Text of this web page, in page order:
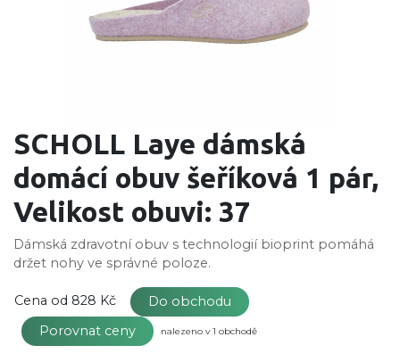
SCHOLL Laye dámská
domácí obuv šeříková 1 pár,
Velikost obuvi: 37
Dámská zdravotní obuv s technologií bioprint pomáhá
držet nohy ve správné poloze.
Cena od 828 Kč
Do obchodu
Porovnat ceny
nalezeno v 1 obchodě